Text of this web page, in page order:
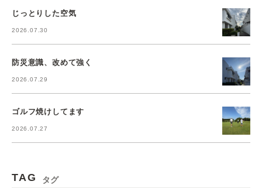
じっとりした空気
2026.07.30
防災意識、改めて強く
2026.07.29
ゴルフ焼けしてます
2026.07.27
TAG タグ